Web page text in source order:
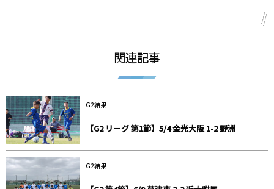
関連記事
G2結果
【G2 リーグ 第1節】5/4 金光大阪 1-2 野洲
G2結果